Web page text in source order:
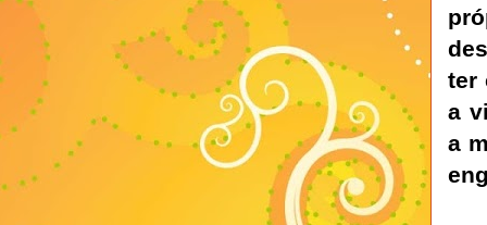
ter
a
a